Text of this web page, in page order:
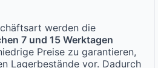
werden die
7 und 15 Werktagen
Preise zu garantieren,
Lagerbestände vor. Dadurch